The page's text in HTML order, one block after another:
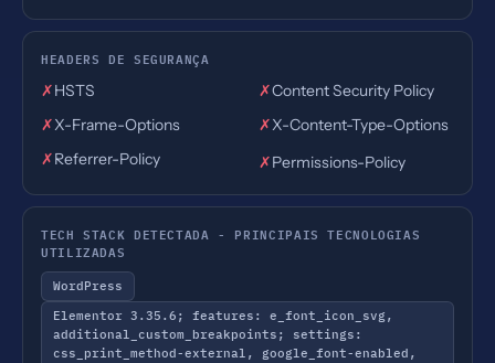
HEADERS DE SEGURANÇA
✗HSTS ✗Content Security Policy
✗X-Frame-Options ✗X-Content-Type-Options
✗Referrer-Policy ✗Permissions-Policy
TECH STACK DETECTADA - PRINCIPAIS TECNOLOGIAS
UTILIZADAS
WordPress
Elementor 3.35.6; features: e_font_icon_svg,
additional_custom_breakpoints; settings:
css_print_method-external, google_font-enabled,